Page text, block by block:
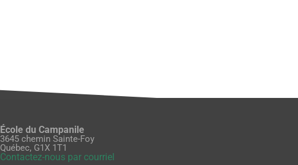
École du Campanile
3645 chemin Sainte-Foy
Québec, G1X 1T1
Contactez-nous par courriel